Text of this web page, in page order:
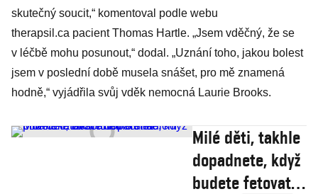
skutečný soucit,“ komentoval podle webu
therapsil.ca pacient Thomas Hartle. „Jsem vděčný, že se
v léčbě mohu posunout,“ dodal. „Uznání toho, jakou bolest
jsem v poslední době musela snášet, pro mě znamená
hodně,“ vyjádřila svůj vděk nemocná Laurie Brooks.
Milé děti, takhle
dopadnete, když
budete fetovat